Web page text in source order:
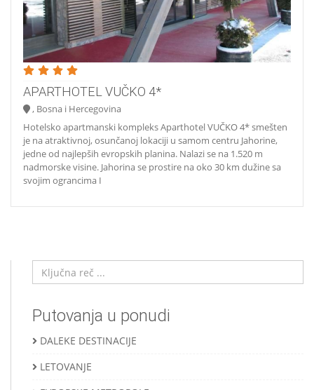
APARTHOTEL VUČKO 4*
, Bosna i Hercegovina
Hotelsko apartmanski kompleks Aparthotel VUČKO 4* smešten
je na atraktivnoj, osunčanoj lokaciji u samom centru Jahorine,
jedne od najlepših evropskih planina. Nalazi se na 1.520 m
nadmorske visine. Jahorina se prostire na oko 30 km dužine sa
svojim ograncima I
Putovanja u ponudi
DALEKE DESTINACIJE
LETOVANJE